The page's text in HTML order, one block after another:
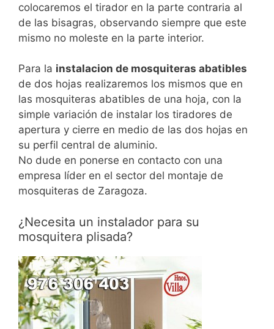
colocaremos el tirador en la parte contraria al
de las bisagras, observando siempre que este
mismo no moleste en la parte interior.
Para la instalacion de mosquiteras abatibles
de dos hojas realizaremos los mismos que en
las mosquiteras abatibles de una hoja, con la
simple variación de instalar los tiradores de
apertura y cierre en medio de las dos hojas en
su perfil central de aluminio.
No dude en ponerse en contacto con una
empresa líder en el sector del montaje de
mosquiteras de Zaragoza.
¿Necesita un instalador para su
mosquitera plisada?